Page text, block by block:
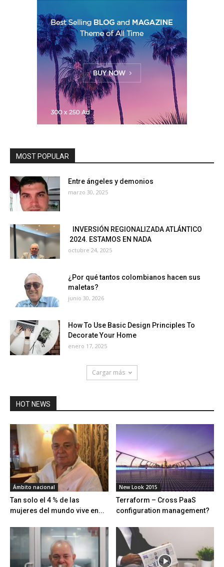
MOST POPULAR
Entre ángeles y demonios
marzo 30, 2025
INVERSIÓN REGIONALIZADA ATLÁNTICO
2024. ESTAMOS EN NADA
octubre 24, 2025
¿Por qué tantos colombianos hacen sus
maletas?
junio 30, 2026
How To Use Basic Design Principles To
Decorate Your Home
enero 17, 2025
Cargar más
HOT NEWS
Ámbito nacional
Tan solo el 4 % de las
mujeres del mundo vive en...
New Look 2015
Terraform – Cross PaaS
configuration management?